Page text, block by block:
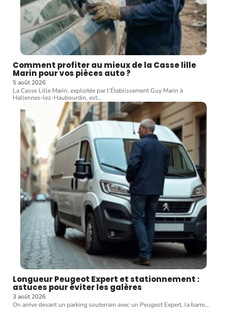
Comment profiter au mieux de la Casse lille
Marin pour vos pièces auto ?
5 août 2026
La Casse Lille Marin, exploitée par l'Établissement Guy Marin à
Hallennes-lez-Haubourdin, est…
Longueur Peugeot Expert et stationnement :
astuces pour éviter les galères
3 août 2026
On arrive devant un parking souterrain avec un Peugeot Expert, la barre…